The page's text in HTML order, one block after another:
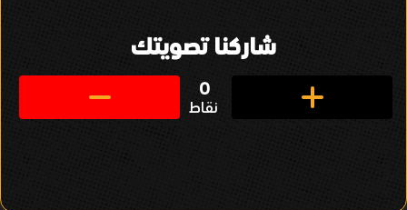
شاركنا تصويتك
0
نقاط